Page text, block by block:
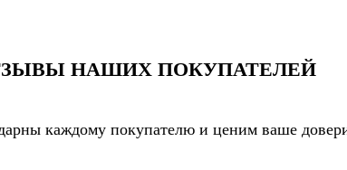
НАШИХ ПОКУПАТЕЛЕЙ
каждому покупателю и ценим ваше